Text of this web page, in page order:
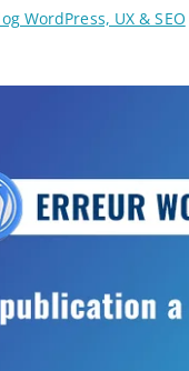
WordPress, UX & SEO